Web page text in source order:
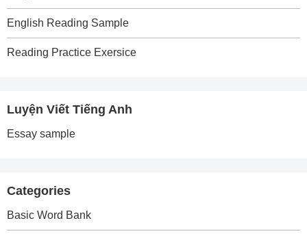
English Reading Sample
Reading Practice Exersice
Luyện Viết Tiếng Anh
Essay sample
Categories
Basic Word Bank